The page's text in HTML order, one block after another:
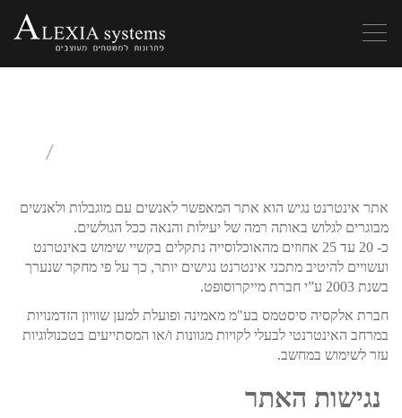
Toggle
אתר אינטרנט נגיש הוא אתר המאפשר לאנשים עם מוגבלות ולאנשים
מבוגרים לגלוש באותה רמה של יעילות והנאה ככל הגולשים.
כ- 20 עד 25 אחוזים מהאוכלוסייה נתקלים בקשיי שימוש באינטרנט
ועשויים להיטיב מתכני אינטרנט נגישים יותר, כך על פי מחקר שנערך
בשנת 2003 ע”י חברת מייקרוסופט.
חברת אלקסיה סיסטמס בע"מ מאמינה ופועלת למען שוויון הזדמנויות
במרחב האינטרנטי לבעלי לקויות מגוונות ו/או המסתייעים בטכנולוגיות
עזר לשימוש במחשב.
נגישות האתר